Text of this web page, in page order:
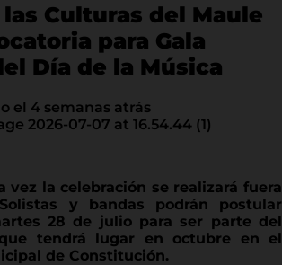
Culturas del Maule
para Gala
Día de la Música
el 4 semanas atrás
vez la celebración se realizará fuera
y bandas podrán postular
28 de julio para ser parte del
tendrá lugar en octubre en el
de Constitución.